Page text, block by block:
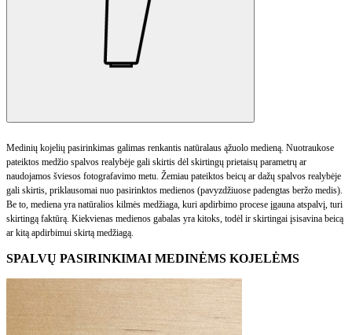
Medinių kojelių pasirinkimas galimas renkantis natūralaus ąžuolo medieną. Nuotraukose
pateiktos medžio spalvos realybėje gali skirtis dėl skirtingų prietaisų parametrų ar
naudojamos šviesos fotografavimo metu. Žemiau pateiktos beicų ar dažų spalvos realybėje
gali skirtis, priklausomai nuo pasirinktos medienos (pavyzdžiuose padengtas beržo medis).
Be to, mediena yra natūralios kilmės medžiaga, kuri apdirbimo procese įgauna atspalvį, turi
skirtingą faktūrą. Kiekvienas medienos gabalas yra kitoks, todėl ir skirtingai įsisavina beicą
ar kitą apdirbimui skirtą medžiagą.
SPALVŲ PASIRINKIMAI MEDINĖMS KOJELĖMS